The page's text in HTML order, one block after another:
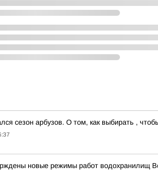
сезон арбузов. О том, как выбирать ,
новые режимы работ водохранилищ